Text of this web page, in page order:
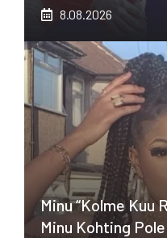
8.08.2026
Minu “kolme Kuu
Minu Kohting